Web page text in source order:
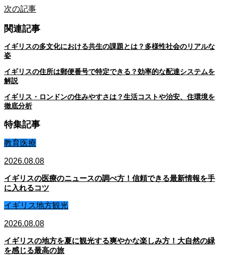
次の記事
関連記事
イギリスの多文化における共生の課題とは？多様性社会のリアルな
姿
イギリスの住所は郵便番号で特定できる？効率的な配達システムを
解説
イギリス・ロンドンの住みやすさは？生活コストや治安、住環境を
徹底分析
特集記事
教育医療
2026.08.08
イギリスの医療のニュースの調べ方！信頼できる最新情報を手
に入れるコツ
イギリス地方観光
2026.08.08
イギリスの地方を夏に観光する爽やかな楽しみ方！大自然の緑
を感じる最高の旅